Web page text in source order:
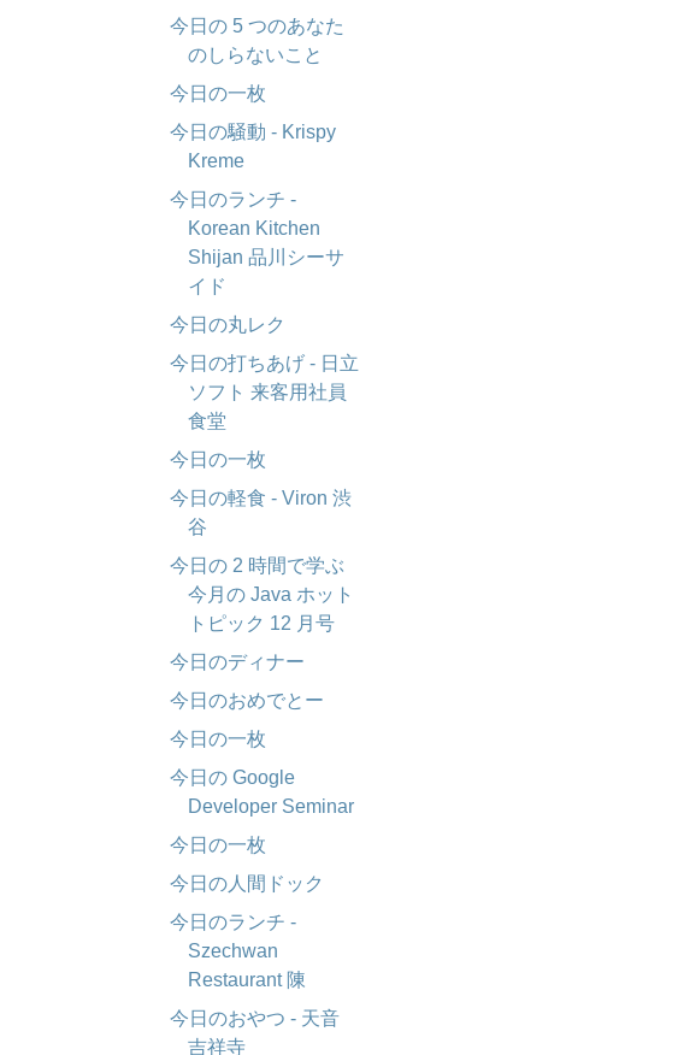
今日の 5 つのあなた
のしらないこと
今日の一枚
今日の騒動 - Krispy
Kreme
今日のランチ -
Korean Kitchen
Shijan 品川シーサ
イド
今日の丸レク
今日の打ちあげ - 日立
ソフト 来客用社員
食堂
今日の一枚
今日の軽食 - Viron 渋
谷
今日の 2 時間で学ぶ
今月の Java ホット
トピック 12 月号
今日のディナー
今日のおめでとー
今日の一枚
今日の Google
Developer Seminar
今日の一枚
今日の人間ドック
今日のランチ -
Szechwan
Restaurant 陳
今日のおやつ - 天音
吉祥寺